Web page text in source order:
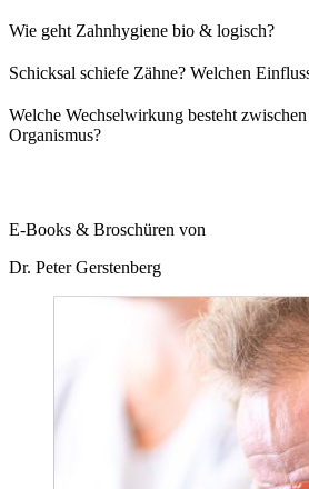
Wie geht Zahnhygiene bio & logisch?
Schicksal schiefe Zähne? Welchen
Welche Wechselwirkung besteht
Organismus?
E-Books & Broschüren von
Dr. Peter Gerstenberg